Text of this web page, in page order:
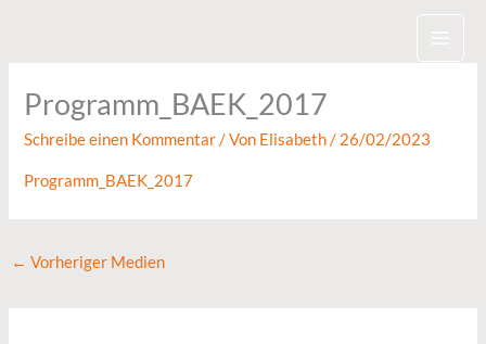
Programm_BAEK_2017
Schreibe einen Kommentar / Von Elisabeth/ 26/02/2023
Programm_BAEK_2017
← Vorheriger Medien